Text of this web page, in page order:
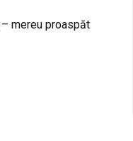
– mereu proaspăt